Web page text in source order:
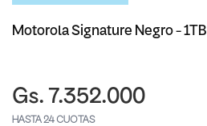
Motorola Signature Negro - 1TB
Gs. 7.352.000
HASTA 24 CUOTAS